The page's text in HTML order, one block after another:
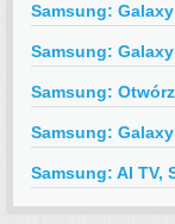
Samsung:
Samsung:
Samsung:
Samsung:
Samsung: AI TV,